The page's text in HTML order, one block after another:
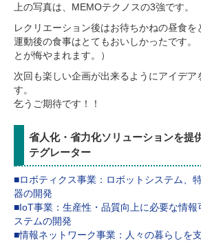
上の写真は、MEMOテクノスの3強です。
レクリエーション後はお待ちかねの昼食を
運動後の食事はとてもおいしかったです。
とが悔やまれます。）
次回も楽しい企画が出来るようにアイデア
す。
乞うご期待です！！
省人化・省力化ソリューションを提
テグレーター
■ロボティクス事業：ロボットシステム、
器の開発
■IoT事業：生産性・品質向上に必要な情報
ステムの開発
■情報ネットワーク事業：人々の暮らしを